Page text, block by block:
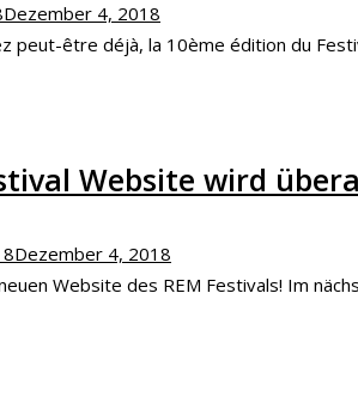
Dezember 4, 2018
peut-être déjà, la 10ème édition du
Website wird
Dezember 4, 2018
Website des REM Festivals! Im